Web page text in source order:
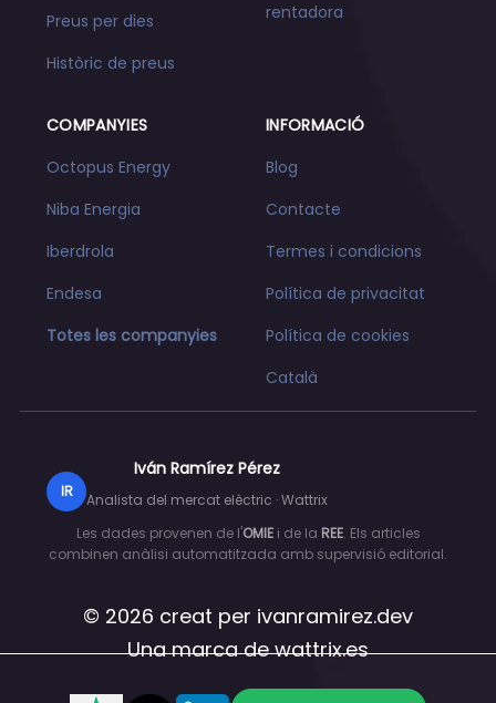
Preus per dies
Històric de preus
rentadora
COMPANYIES
Octopus Energy
Niba Energia
Iberdrola
Endesa
Totes les companyies
INFORMACIÓ
Blog
Contacte
Termes i condicions
Política de privacitat
Política de cookies
Català
IR
Iván Ramírez Pérez
Analista del mercat elèctric · Wattrix
Les dades provenen de l'OMIEi de la REE. Els articles
combinen anàlisi automatitzada amb supervisió editorial.
© 2026 creat per ivanramirez.dev
Una marca dewattrix.es